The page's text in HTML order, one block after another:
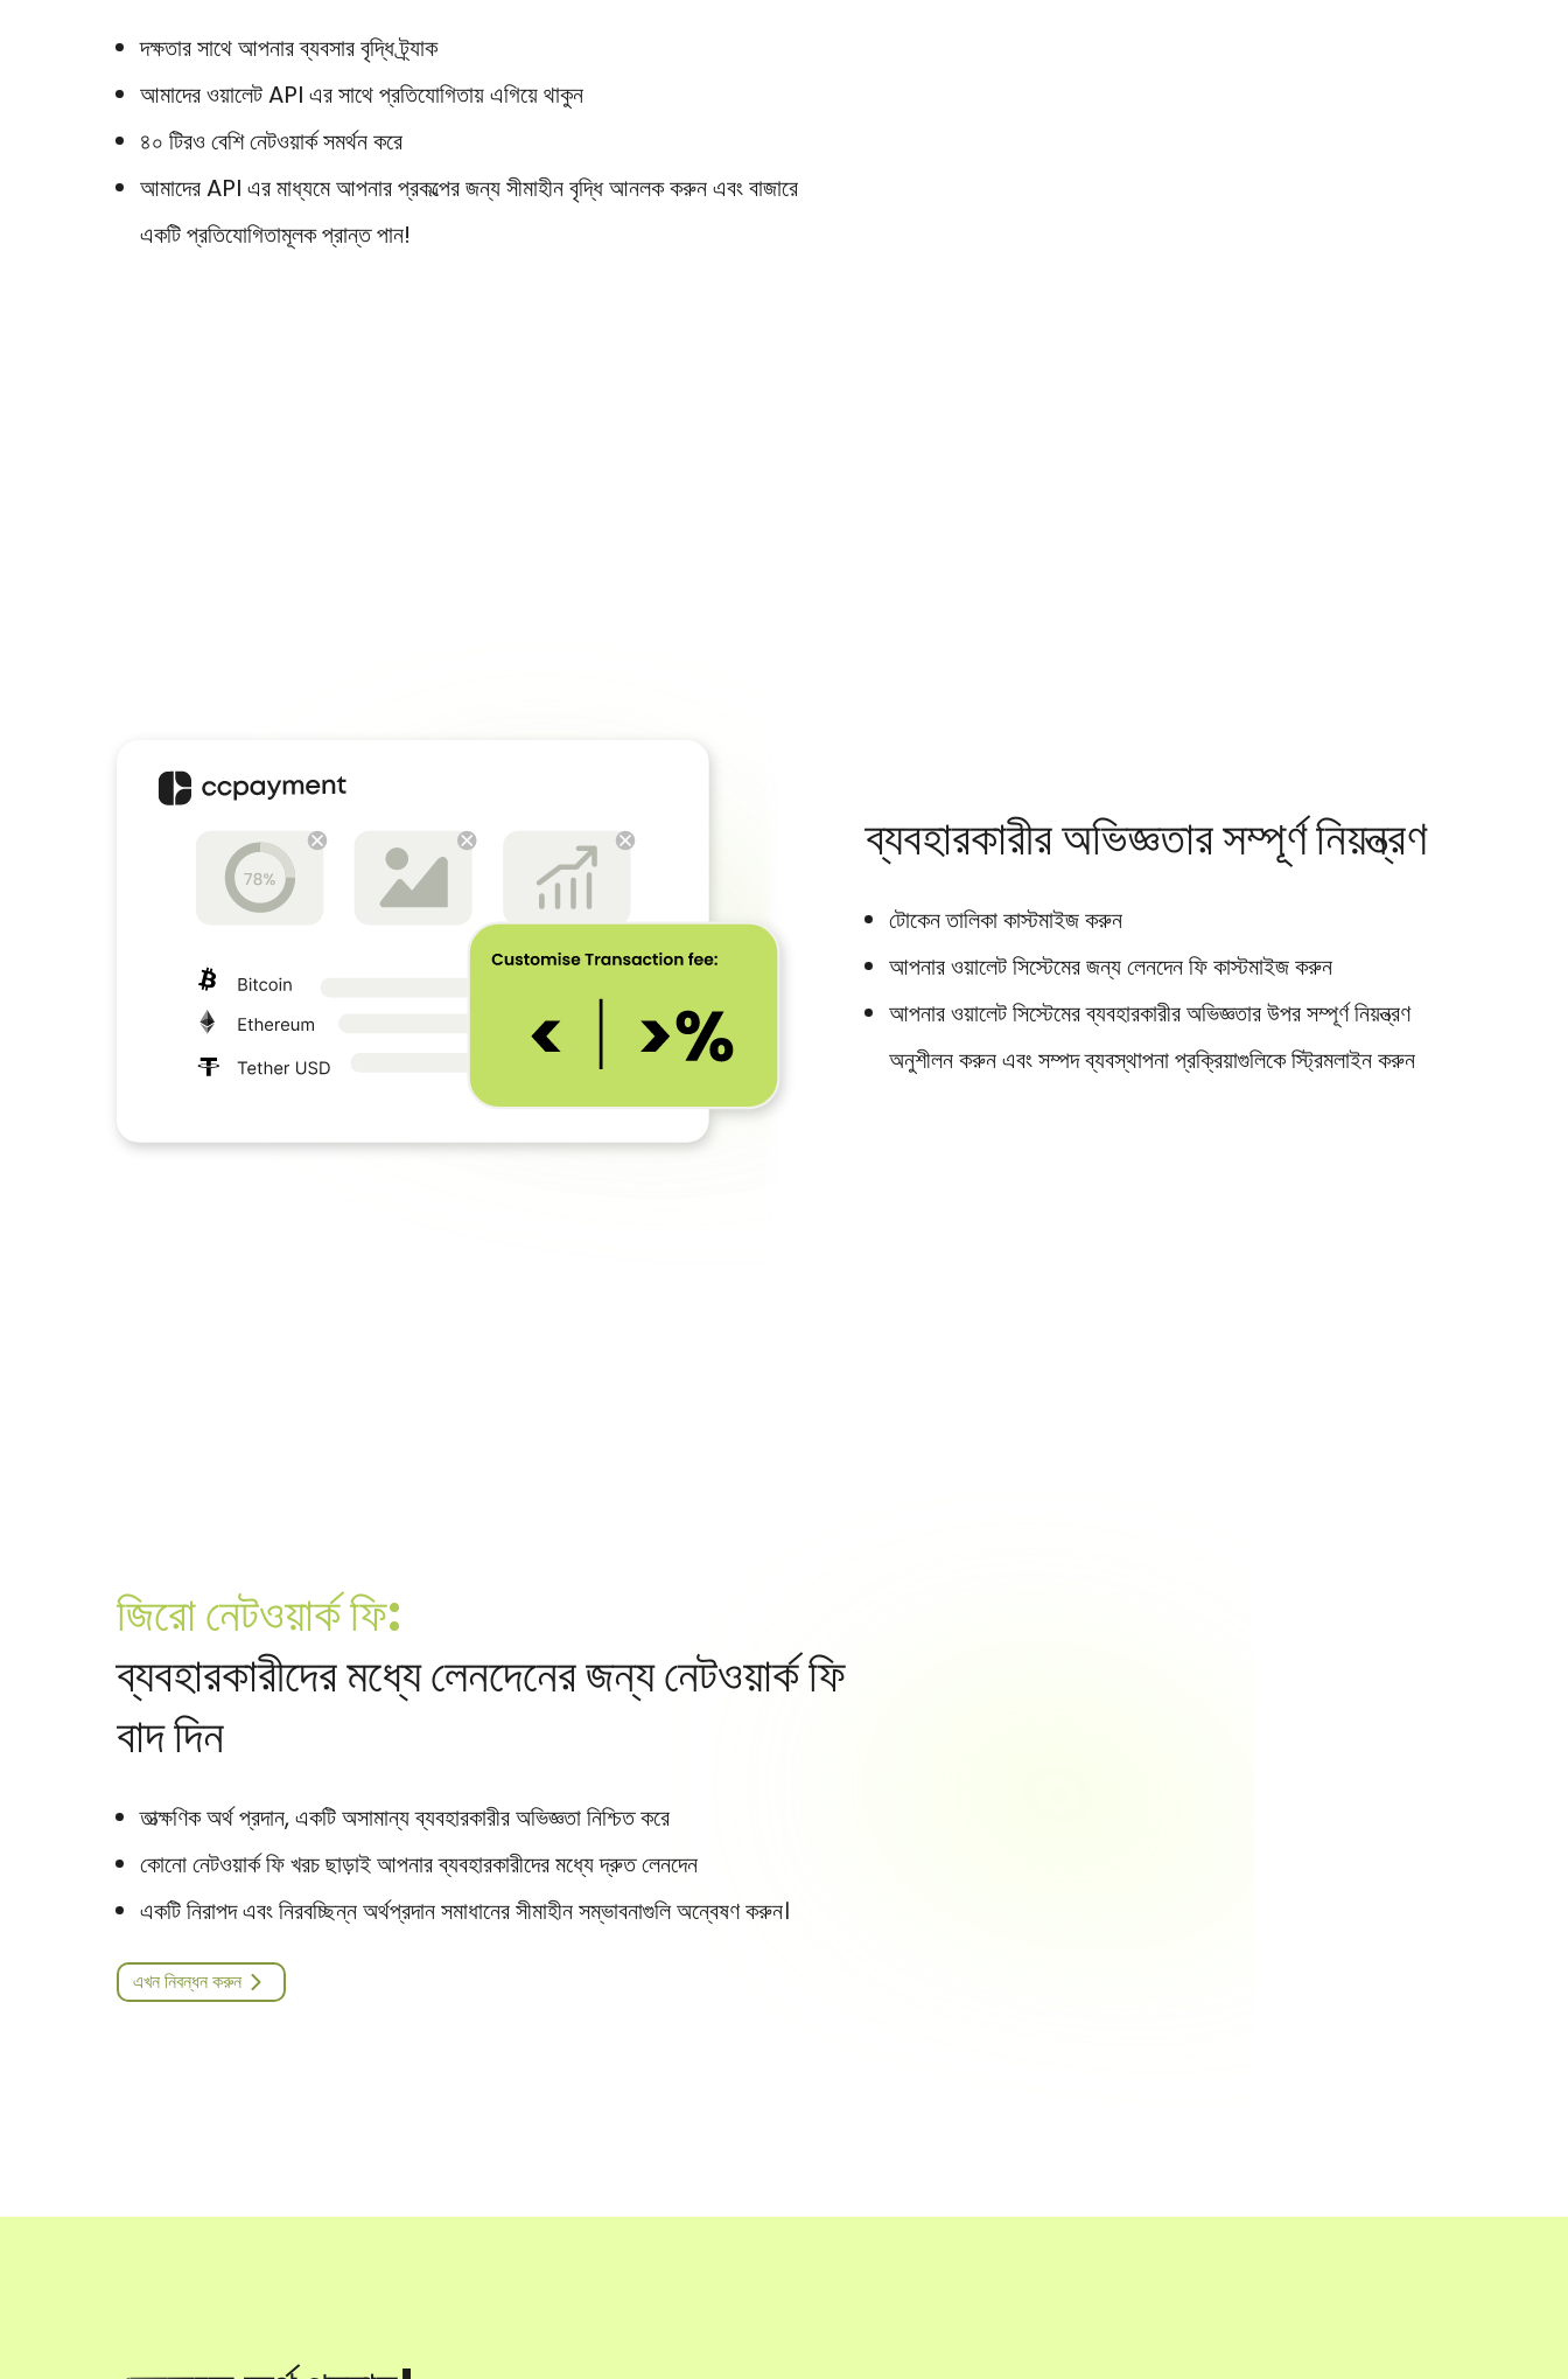
দক্ষতার সাথে আপনার ব্যবসার বৃদ্ধি ট্র্যাক
আমাদের ওয়ালেট API এর সাথে প্রতিযোগিতায় এগিয়ে থাকুন
৪০ টিরও বেশি নেটওয়ার্ক সমর্থন করে
আমাদের API এর মাধ্যমে আপনার প্রকল্পের জন্য সীমাহীন বৃদ্ধি আনলক করুন এবং বাজারে
একটি প্রতিযোগিতামূলক প্রান্ত পান!
ব্যবহারকারীর অভিজ্ঞতার সম্পূর্ণ নিয়ন্ত্রণ
টোকেন তালিকা কাস্টমাইজ করুন
আপনার ওয়ালেট সিস্টেমের জন্য লেনদেন ফি কাস্টমাইজ করুন
আপনার ওয়ালেট সিস্টেমের ব্যবহারকারীর অভিজ্ঞতার উপর সম্পূর্ণ নিয়ন্ত্রণ
অনুশীলন করুন এবং সম্পদ ব্যবস্থাপনা প্রক্রিয়াগুলিকে স্ট্রিমলাইন করুন
জিরো নেটওয়ার্ক ফি:
ব্যবহারকারীদের মধ্যে লেনদেনের জন্য নেটওয়ার্ক ফি
বাদ দিন
তাত্ক্ষণিক অর্থ প্রদান, একটি অসামান্য ব্যবহারকারীর অভিজ্ঞতা নিশ্চিত করে
কোনো নেটওয়ার্ক ফি খরচ ছাড়াই আপনার ব্যবহারকারীদের মধ্যে দ্রুত লেনদেন
একটি নিরাপদ এবং নিরবচ্ছিন্ন অর্থপ্রদান সমাধানের সীমাহীন সম্ভাবনাগুলি অন্বেষণ করুন।
এখন নিবন্ধন করুন